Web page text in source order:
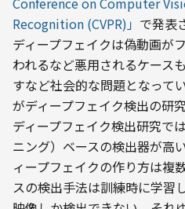
Recognition (CVPR)」 で発表
ディープフェイクは偽動画が
われるなど悪用されるケース
すなど社会的な問題となって
がディープフェイク検出の研
ディープフェイク検出研究で
ニング）ベースの検出器が高
ィープフェイクの作り方は複
スの検出手法は訓練時に学習